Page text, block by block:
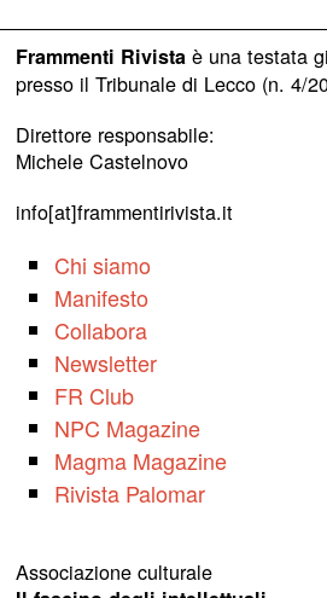
Frammenti Rivistaè una testata
presso il Tribunale di Lecco (n. 4/
Direttore responsabile:
Michele Castelnovo
info[at]frammentirivista.it
Chi siamo
Manifesto
Collabora
Newsletter
FR Club
NPC Magazine
Magma Magazine
Rivista Palomar
Associazione culturale